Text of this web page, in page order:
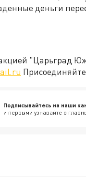
деньги
"Царьград
Подписывайтесь на наши
и первыми узнавайте о